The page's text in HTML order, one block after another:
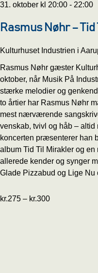
31. oktober kl 20:00 - 22:00
Rasmus Nøhr –
Kulturhuset Industrien i
Rasmus Nøhr gæster
oktober, når Musik På
stærke melodier og
to årtier har Rasmus Nøhr
mest nærværende
venskab, tvivl og håb –
koncerten præsenterer han
album Tid Til Mirakler og
allerede kender og synger
Glade Pizzabud og Lige Nu
kr.275 – kr.300